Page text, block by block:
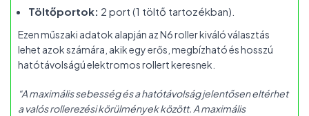
Töltőportok: 2 port (1 töltő tartozékban).
Ezen műszaki adatok alapján az N6 roller kiváló választás
lehet azok számára, akik egy erős, megbízható és hosszú
hatótávolságú elektromos rollert keresnek.
“A maximális sebesség és a hatótávolság jelentősen eltérhet
a valós rollerezési körülmények között. A maximális